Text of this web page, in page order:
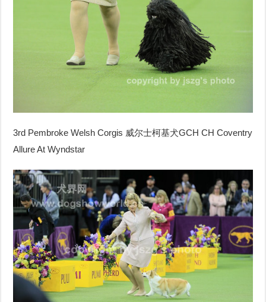
3rd Pembroke Welsh Corgis 威尔士柯基犬GCH CH Coventry
Allure At Wyndstar